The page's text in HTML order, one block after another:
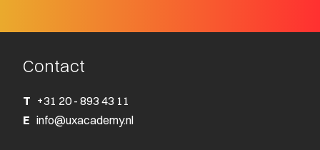
Contact
T +31 20 - 893 43 11
E info@uxacademy.nl